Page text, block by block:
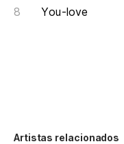
You-love
Artistas relacionados